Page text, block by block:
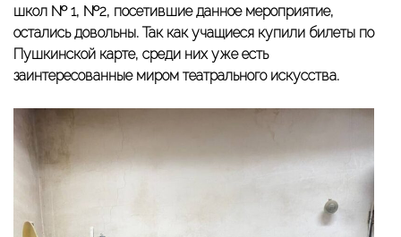
школ № 1, №2, посетившие данное мероприятие,
остались довольны. Так как учащиеся купили билеты по
Пушкинской карте, среди них уже есть
заинтересованные миром театрального искусства.